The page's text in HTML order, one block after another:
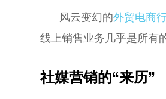
风云变幻的外贸电商
线上销售业务几乎是所有
社媒营销的“来历”